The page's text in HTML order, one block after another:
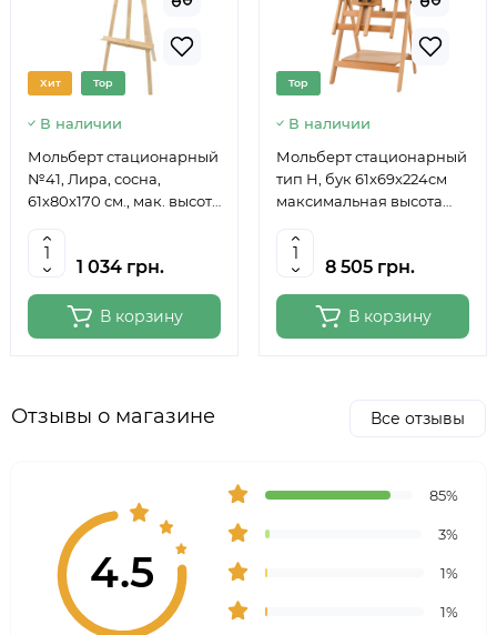
Хит Top
В наличии
Мольберт стационарный
№41, Лира, сосна,
61х80х170 см., мак. высота
Studio
1 034 грн.
В корзину
Top
В наличии
Мольберт стационарный
тип Н, бук 61x69x224см
максимальная высота
6059
8 505 грн.
В корзину
Отзывы о магазине Все отзывы
4.5
85%
3%
1%
1%